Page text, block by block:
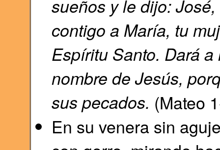
sueños y le dijo:
contigo a María, tu
Espíritu Santo. Dará
nombre de Jesús,
sus pecados. (Mateo
En su venera sin